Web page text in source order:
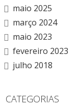
maio 2025
março 2024
maio 2023
fevereiro 2023
julho 2018
CATEGORIAS